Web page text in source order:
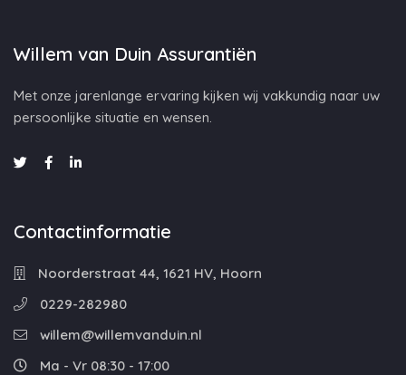
Willem van Duin Assurantiën
Met onze jarenlange ervaring kijken wij vakkundig naar uw
persoonlijke situatie en wensen.
Contactinformatie
Noorderstraat 44, 1621 HV, Hoorn
0229-282980
willem@willemvanduin.nl
Ma - Vr 08:30 - 17:00